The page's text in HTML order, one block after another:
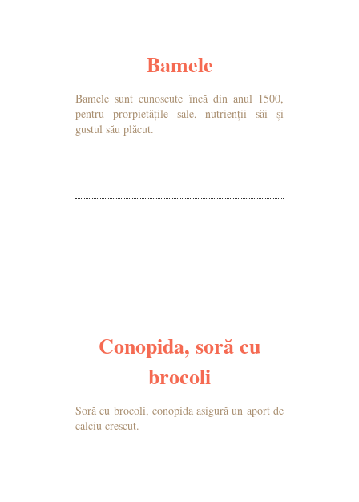
Bamele
Bamele sunt cunoscute încă din anul 1500,
pentru prorpietățile sale, nutrienții săi și
gustul său plăcut.
Conopida, soră cu
brocoli
Soră cu brocoli, conopida asigură un aport de
calciu crescut.